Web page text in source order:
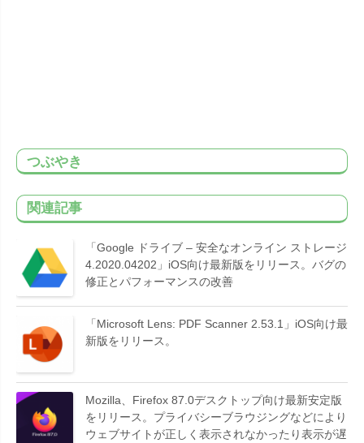
つぶやき
関連記事
「Google ドライブ – 安全なオンライン ストレージ
4.2020.04202」iOS向け最新版をリリース。バグの
修正とパフォーマンスの改善
「Microsoft Lens: PDF Scanner 2.53.1」iOS向け最
新版をリリース。
Mozilla、Firefox 87.0デスクトップ向け最新安定版
をリリース。プライバシーブラウジングなどにより
ウェブサイトが正しく表示されなかったり表示が遅